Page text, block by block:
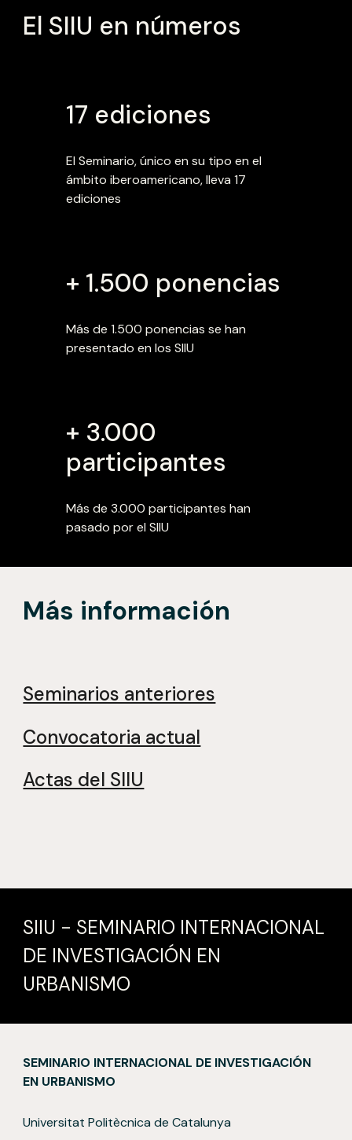
El SIIU en números
17 ediciones
El Seminario, único en su tipo en el
ámbito iberoamericano, lleva 17
ediciones
+ 1.500 ponencias
Más de 1.500 ponencias se han
presentado en los SIIU
+ 3.000
participantes
Más de 3.000 participantes han
pasado por el SIIU
Más información
Seminarios anteriores
Convocatoria actual
Actas del SIIU
SIIU - SEMINARIO INTERNACIONAL
DE INVESTIGACIÓN EN
URBANISMO
SEMINARIO INTERNACIONAL DE INVESTIGACIÓN
EN URBANISMO
Universitat Politècnica de Catalunya